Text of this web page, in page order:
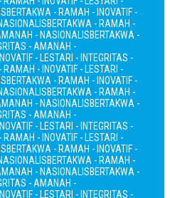
BERTAKWA - RAMAH - INOVATIF -
BERTAKWA - RAMAH -
- NASIONALISBERTAKWA -
- AMANAH -
- LESTARI - INTEGRITAS -
RAMAH - INOVATIF - LESTARI -
BERTAKWA - RAMAH - INOVATIF -
BERTAKWA - RAMAH -
- NASIONALISBERTAKWA -
- AMANAH -
- LESTARI - INTEGRITAS -
RAMAH - INOVATIF - LESTARI -
BERTAKWA - RAMAH - INOVATIF -
BERTAKWA - RAMAH -
- NASIONALISBERTAKWA -
- AMANAH -
- LESTARI - INTEGRITAS -